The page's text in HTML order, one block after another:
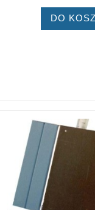
DO